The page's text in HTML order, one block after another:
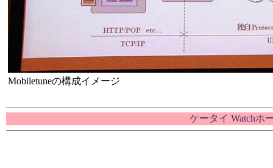
Mobiletuneの構成イメージ
ケータイ Watchホ